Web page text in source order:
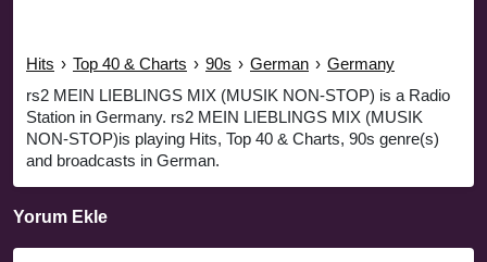
Hits › Top 40 & Charts › 90s › German › Germany
rs2 MEIN LIEBLINGS MIX (MUSIK NON-STOP) is a Radio
Station in Germany. rs2 MEIN LIEBLINGS MIX (MUSIK
NON-STOP)is playing Hits, Top 40 & Charts, 90s genre(s)
and broadcasts in German.
Yorum Ekle